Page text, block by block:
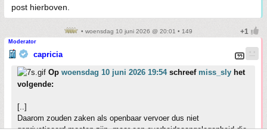
post hierboven.
• woensdag 10 juni 2026 @ 20:01 • 149
Moderator
capricia
Op woensdag 10 juni 2026 19:54schreef miss_sly het
volgende:
[..]
Daarom zouden zaken als openbaar vervoer dus niet
geprivatiseerd moeten zijn, maar een overheidsaangelegenheid die